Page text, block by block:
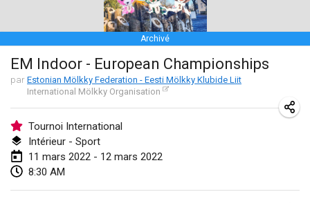
Archivé
EM Indoor - European Championships
par Estonian Mölkky Federation - Eesti Mölkky Klubide Liit
International Mölkky Organisation
Tournoi International
Intérieur - Sport
11 mars 2022 - 12 mars 2022
8:30 AM
|France
KKS Halli Duppeli
22 janv. 2022| Finlande
Mölkky Tournament - Doubles
22 janv. 2022|Japon
Suomelan Mölkky-open
22 janv. 2022 |Espagne
The Mölkky Tournament 2nd